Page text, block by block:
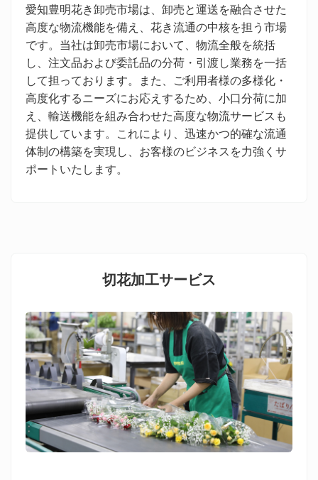
愛知豊明花き卸売市場は、卸売と運送を融合させた
高度な物流機能を備え、花き流通の中核を担う市場
です。当社は卸売市場において、物流全般を統括
し、注文品および委託品の分荷・引渡し業務を一括
して担っております。また、ご利用者様の多様化・
高度化するニーズにお応えするため、小口分荷に加
え、輸送機能を組み合わせた高度な物流サービスも
提供しています。これにより、迅速かつ的確な流通
体制の構築を実現し、お客様のビジネスを力強くサ
ポートいたします。
切花加工サービス